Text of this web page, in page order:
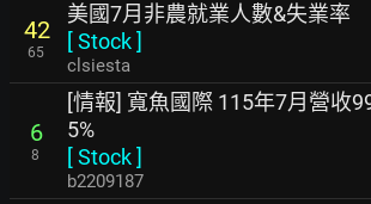
42
65
美國7月非農就業人數&失業率
[Stock]
clsiesta
6
8
[情報] 寬魚國際 115年7月營收
5%
[Stock]
b2209187